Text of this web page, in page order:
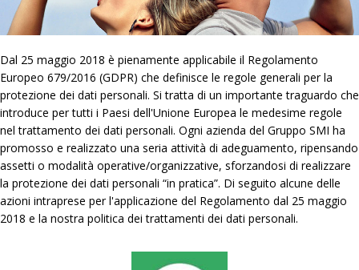
Dal 25 maggio 2018 è pienamente applicabile il Regolamento
Europeo 679/2016 (GDPR) che definisce le regole generali per la
protezione dei dati personali. Si tratta di un importante traguardo che
introduce per tutti i Paesi dell'Unione Europea le medesime regole
nel trattamento dei dati personali. Ogni azienda del Gruppo SMI ha
promosso e realizzato una seria attività di adeguamento, ripensando
assetti o modalità operative/organizzative, sforzandosi di realizzare
la protezione dei dati personali “in pratica”. Di seguito alcune delle
azioni intraprese per l'applicazione del Regolamento dal 25 maggio
2018 e la nostra politica dei trattamenti dei dati personali.